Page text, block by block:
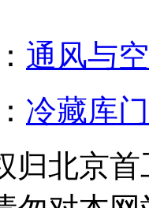
通风与
冷藏库门
归北京